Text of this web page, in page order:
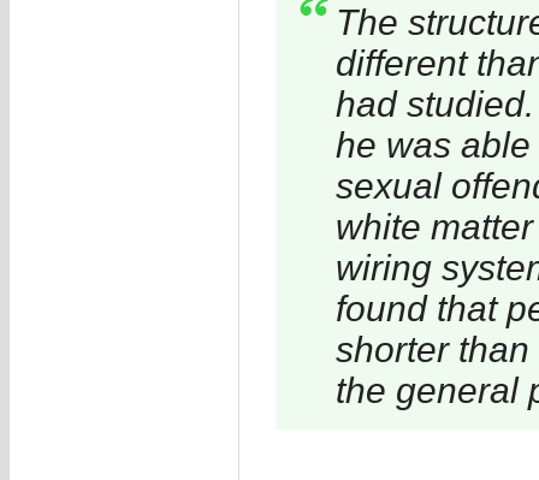
The
different
had
he was
sexual
white
wiring
found that
shorter than
the general